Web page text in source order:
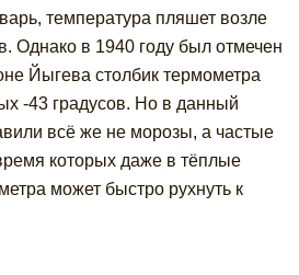
температура пляшет возле
Однако в 1940 году был отмечен
Йыгева столбик термометра
-43 градусов. Но в данный
всё же не морозы, а частые
которых даже в тёплые
может быстро рухнуть к